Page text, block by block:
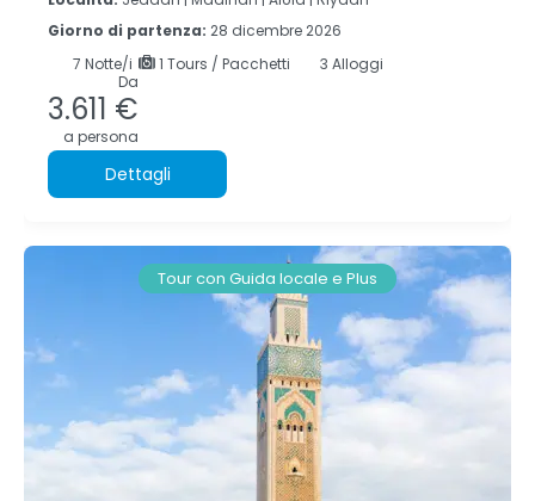
Giorno di partenza: 28 dicembre 2026
7 Notte/i 1 Tours / Pacchetti
3 Alloggi
Da
3.611 €
a persona
Dettagli
Tour con Guida locale e Plus